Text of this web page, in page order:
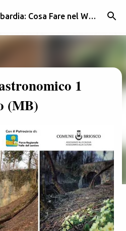
principali Eventi e Sagre Lombardia: Cosa Fare nel Weekend | Weekendidea
1
(MB)